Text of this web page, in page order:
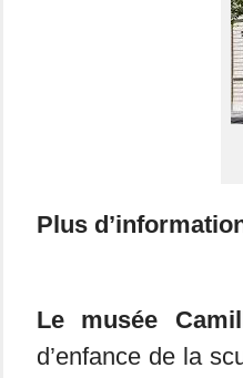
Plus
Le musée
d’enfance de la